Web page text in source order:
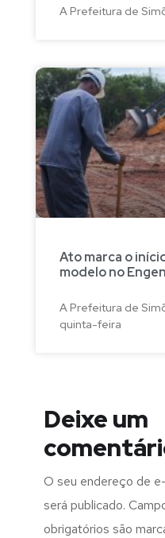
A Prefeitura de
Ato marca o
modelo no
A Prefeitura de
quinta-feira
Deixe um
O seu endereço de
será publicado.
obrigatórios são